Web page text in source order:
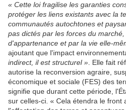
« Cette loi fragilise les garanties
protéger les liens existants avec la
communautés autochtones et
pas dictés par les forces du
d'appartenance et par la vie elle-
ajoutant que l'impact
indirect, il est structurel » . Elle fait
autorise la reconversion agraire,
économique et sociale (FES) des
signifie que durant cette période,
sur celles-ci. « Cela étendra le front